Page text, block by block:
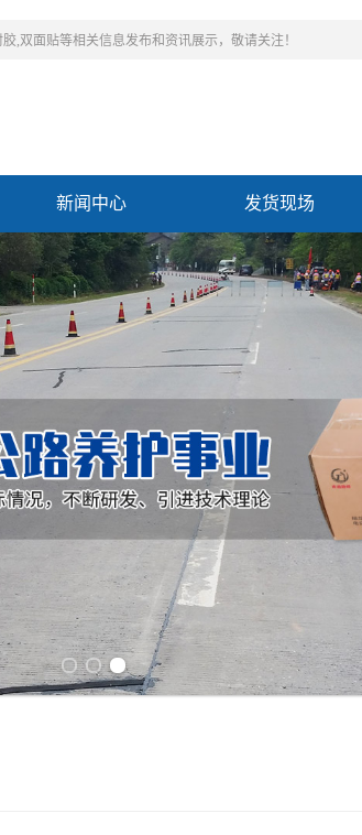
,双面贴等相关信息发布和资讯展示，敬请关注！
新闻中心 发货现场